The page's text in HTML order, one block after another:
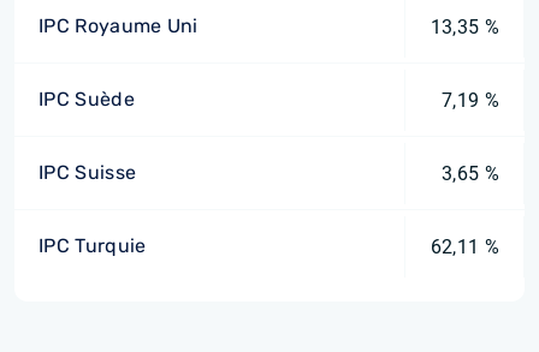
IPC Royaume Uni 13,35 %
IPC Suède 7,19 %
IPC Suisse 3,65 %
IPC Turquie 62,11 %